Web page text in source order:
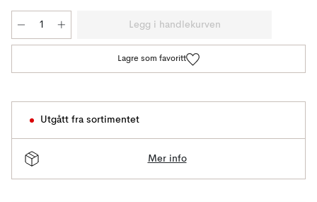
Legg i handlekurven
Lagre som favoritt
Utgått fra sortimentet
Mer info